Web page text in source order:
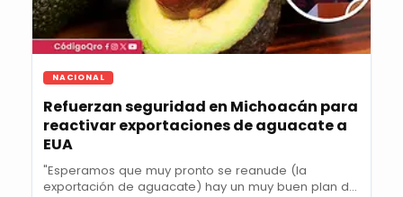
NACIONAL
Refuerzan seguridad en Michoacán para
reactivar exportaciones de aguacate a
EUA
"Esperamos que muy pronto se reanude (la
exportación de aguacate) hay un muy buen plan de